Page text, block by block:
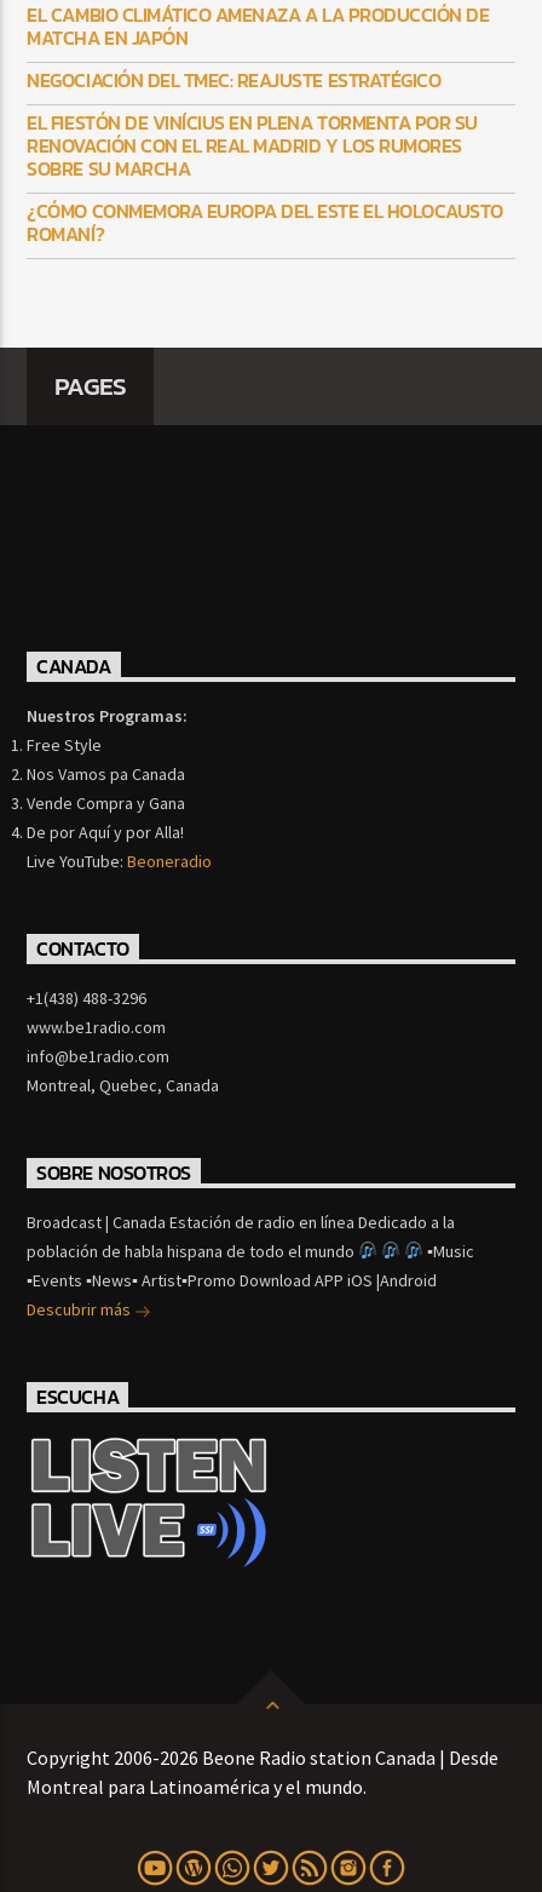
EL CAMBIO CLIMÁTICO AMENAZA A LA PRODUCCIÓN DE
MATCHA EN JAPÓN
NEGOCIACIÓN DEL TMEC: REAJUSTE ESTRATÉGICO
EL FIESTÓN DE VINÍCIUS EN PLENA TORMENTA POR SU
RENOVACIÓN CON EL REAL MADRID Y LOS RUMORES
SOBRE SU MARCHA
¿CÓMO CONMEMORA EUROPA DEL ESTE EL HOLOCAUSTO
ROMANÍ?
PAGES
CANADA
Nuestros Programas:
Free Style
Nos Vamos pa Canada
Vende Compra y Gana
De por Aquí y por Alla!
Live YouTube:Beoneradio
CONTACTO
+1(438) 488-3296
www.be1radio.com
info@be1radio.com
Montreal, Quebec, Canada
SOBRE NOSOTROS
Broadcast | Canada Estación de radio en línea Dedicado a la
población de habla hispana de todo el mundo
▪Music
▪Events ▪News▪ Artist▪Promo Download APP iOS |Android
Descubrir más
ESCUCHA
Copyright 2006-2026 Beone Radio station Canada | Desde
Montreal para Latinoamérica y el mundo.